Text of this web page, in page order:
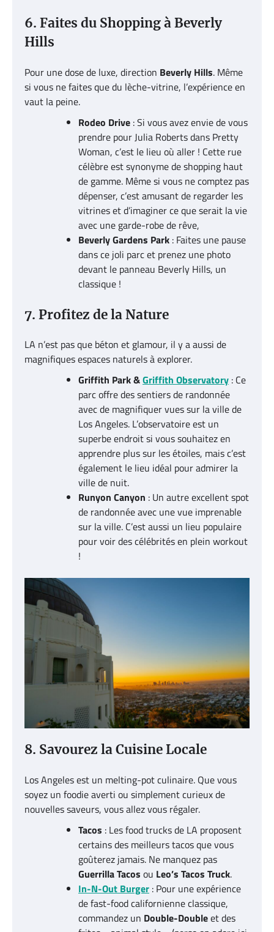
6. Faites du Shopping à Beverly
Hills
Pour une dose de luxe, direction Beverly Hills. Même
si vous ne faites que du lèche-vitrine, l’expérience en
vaut la peine.
Rodeo Drive : Si vous avez envie de vous
prendre pour Julia Roberts dans Pretty
Woman, c’est le lieu où aller ! Cette rue
célèbre est synonyme de shopping haut
de gamme. Même si vous ne comptez pas
dépenser, c’est amusant de regarder les
vitrines et d’imaginer ce que serait la vie
avec une garde-robe de rêve,
Beverly Gardens Park : Faites une pause
dans ce joli parc et prenez une photo
devant le panneau Beverly Hills, un
classique !
7. Profitez de la Nature
LA n’est pas que béton et glamour, il y a aussi de
magnifiques espaces naturels à explorer.
Griffith Park &Griffith Observatory : Ce
parc offre des sentiers de randonnée
avec de magnifiquer vues sur la ville de
Los Angeles. L’observatoire est un
superbe endroit si vous souhaitez en
apprendre plus sur les étoiles, mais c’est
également le lieu idéal pour admirer la
ville de nuit.
Runyon Canyon : Un autre excellent spot
de randonnée avec une vue imprenable
sur la ville. C’est aussi un lieu populaire
pour voir des célébrités en plein workout
!
8. Savourez la Cuisine Locale
Los Angeles est un melting-pot culinaire. Que vous
soyez un foodie averti ou simplement curieux de
nouvelles saveurs, vous allez vous régaler.
Tacos : Les food trucks de LA proposent
certains des meilleurs tacos que vous
goûterez jamais. Ne manquez pas
Guerrilla Tacos ou Leo’s Tacos Truck.
In-N-Out Burger : Pour une expérience
de fast-food californienne classique,
commandez un Double-Doubleet des